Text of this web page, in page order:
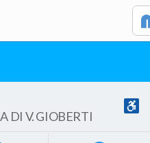
DI V. GIOBERTI